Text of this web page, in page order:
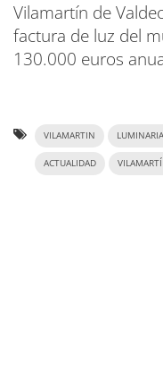
Vilamartín de
factura de luz del
130.000 euros
VILAMARTIN
ACTUALIDAD